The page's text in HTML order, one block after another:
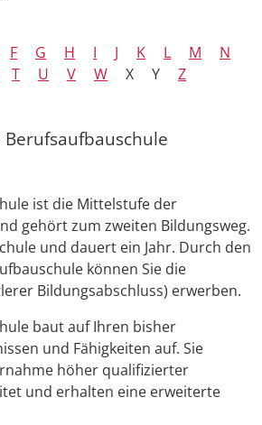
F G H I J K L M
N
T U V W X Y Z
ist die Mittelstufe der
gehört zum zweiten Bildungsweg.
und dauert ein Jahr. Durch den
können Sie die
Bildungsabschluss) erwerben.
baut auf Ihren bisher
und Fähigkeiten auf. Sie
höher qualifizierter
und erhalten eine erweiterte